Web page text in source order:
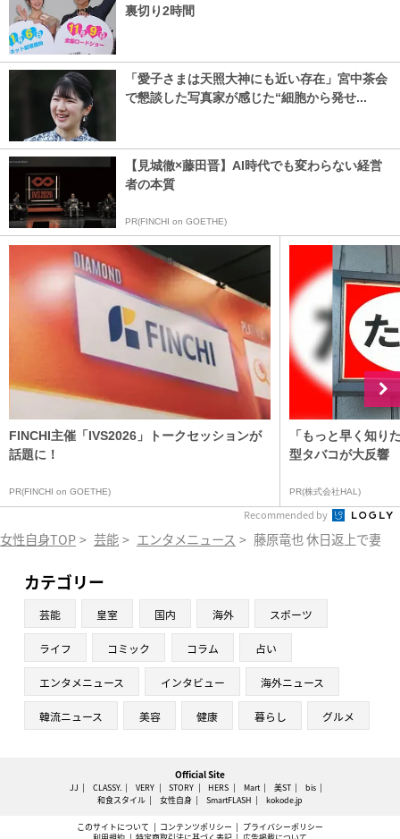
裏切り2時間
「愛子さまは天照大神にも近い存在」宮中茶会
で懇談した写真家が感じた“細胞から発せ...
【見城徹×藤田晋】AI時代でも変わらない経営
者の本質
PR(FINCHI on GOETHE)
FINCHI主催「IVS2026」トークセッションが
話題に！
PR(FINCHI on GOETHE)
「もっと早く知
型タバコが大反響
PR(株式会社HAL)
Recommended by
女性自身TOP > 芸能 > エンタメニュース > 藤原竜也 休日返上で妻
カテゴリー
芸能 皇室 国内 海外 スポーツ
ライフ コミック コラム 占い
エンタメニュース インタビュー 海外ニュース
韓流ニュース 美容 健康 暮らし グルメ
Official Site
JJ CLASSY. VERY STORY HERS Mart 美ST
bis
和食スタイル
女性自身 SmartFLASH kokode.jp
このサイトについて コンテンツポリシー
プライバシーポリシー